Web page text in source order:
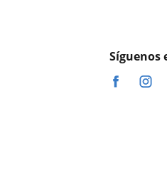
Síguenos